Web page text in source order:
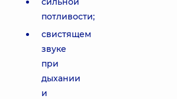
потливости;
свистящем
звуке
при
дыхании
и